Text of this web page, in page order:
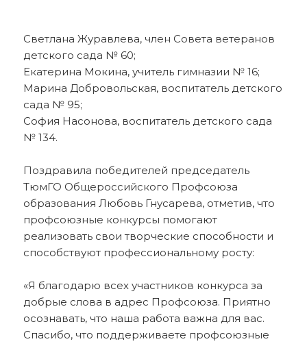
Светлана Журавлева, член Совета ветеранов
детского сада № 60;
Екатерина Мокина, учитель гимназии № 16;
Марина Добровольская, воспитатель детского
сада № 95;
София Насонова, воспитатель детского сада
№ 134.
Поздравила победителей председатель
ТюмГО Общероссийского Профсоюза
образования Любовь Гнусарева, отметив, что
профсоюзные конкурсы помогают
реализовать свои творческие способности и
способствуют профессиональному росту:
«Я благодарю всех участников конкурса за
добрые слова в адрес Профсоюза. Приятно
осознавать, что наша работа важна для вас.
Спасибо, что поддерживаете профсоюзные